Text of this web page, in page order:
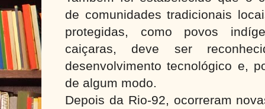
de comunidades tradicionais
protegidas, como povos
caiçaras, deve ser
desenvolvimento tecnológico e,
de algum modo.
Depois da Rio-92, ocorreram